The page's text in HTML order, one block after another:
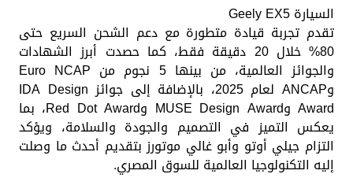
السيارة Geely EX5
تقدم تجربة قيادة متطورة مع دعم الشحن السريع حتى
80% خلال 20 دقيقة فقط، كما حصدت أبرز الشهادات
والجوائز العالمية، من بينها 5 نجوم من Euro NCAP
وANCAP لعام 2025، بالإضافة إلى جوائز IDA Design
Award وMUSE Design Award وRed Dot Award، بما
يعكس التميز في التصميم والجودة والسلامة، ويؤكد
التزام جيلي أوتو وأبو غالي موتورز بتقديم أحدث ما وصلت
إليه التكنولوجيا العالمية للسوق المصري.